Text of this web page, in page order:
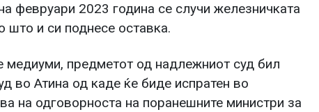
февруари 2023 година се случи железничката
што и си поднесе оставка.
медиуми, предметот од надлежниот суд бил
во Атина од каде ќе биде испратен во
на одговорноста на поранешните министри за